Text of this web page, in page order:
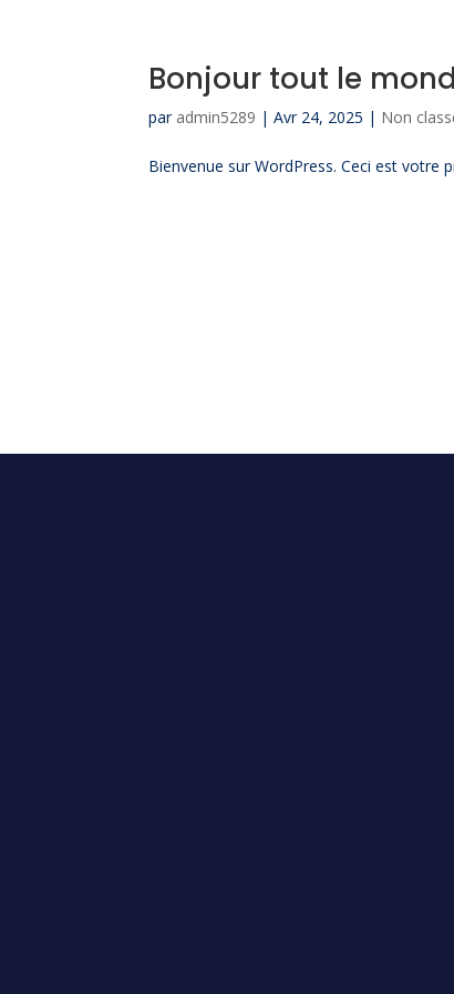
Bonjour tout le
par admin5289 |Avr 24, 2025 | Non
Bienvenue sur WordPress. Ceci est votre